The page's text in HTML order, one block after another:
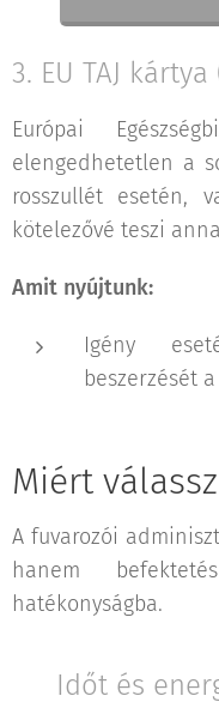
3. EU TAJ
Európai
elengedhetetlen a
rosszullét esetén,
kötelezővé teszi
Amit nyújtunk:
Igény
beszerzését
Miért
A fuvarozói
hanem
hatékonyságba.
✅ Időt és